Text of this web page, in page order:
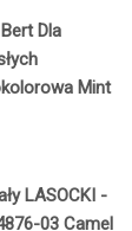
Dla
Mint
LASOCKI -
03 Camel